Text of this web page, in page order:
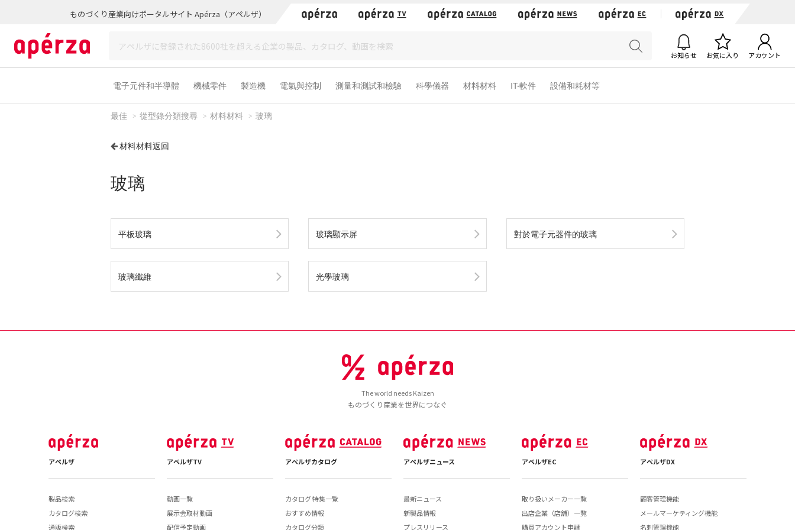
ものづくり産業向けポータルサイト Apérza（アペルザ）
お知らせ お気に入り アカウント
電子元件和半導體 機械零件 製造機 電氣與控制 測量和測試和檢驗 科學儀器 材料材料 IT·軟件 設備和耗材等
最佳 從型錄分類搜尋 材料材料 玻璃
材料材料返回
玻璃
平板玻璃 玻璃顯示屏 對於電子元器件的玻璃
玻璃纖維 光學玻璃
The world needs Kaizen
ものづくり産業を世界につなぐ
アペルザ
製品検索
カタログ検索
通販検索
アペルザTV
動画一覧
展示会取材動画
配信予定動画
アペルザカタログ
カタログ 特集一覧
おすすめ情報
カタログ分類
アペルザニュース
最新ニュース
新製品情報
プレスリリース
アペルザEC
取り扱いメーカー一覧
出店企業（店舗）一覧
購買アカウント申請
アペルザDX
顧客管理機能
メールマーケティング機能
名刺管理機能